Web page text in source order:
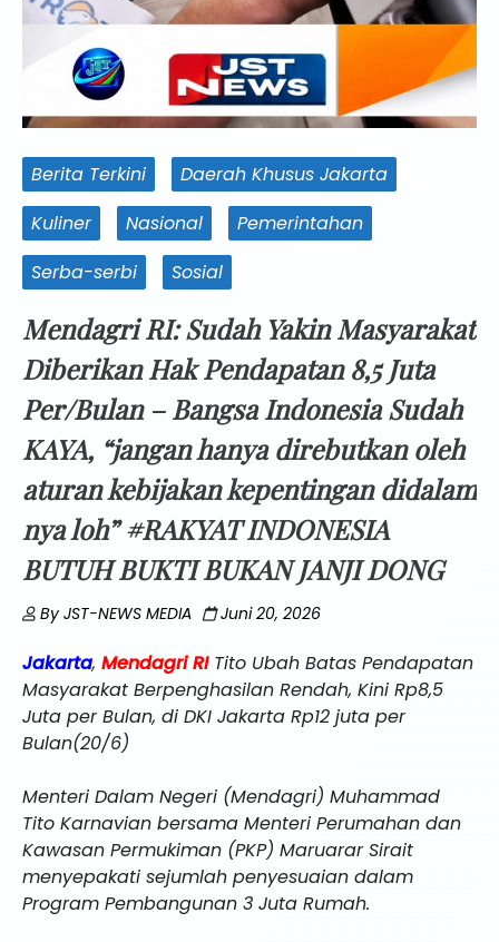
Berita Terkini
Daerah Khusus Jakarta
Kuliner
Nasional
Pemerintahan
Serba-serbi
Sosial
Mendagri RI: Sudah Yakin Masyarakat
Diberikan Hak Pendapatan 8,5 Juta
Per/Bulan – Bangsa Indonesia Sudah
KAYA, “jangan hanya direbutkan oleh
aturan kebijakan kepentingan didalam
nya loh” #RAKYAT INDONESIA
BUTUH BUKTI BUKAN JANJI DONG
ByJST-NEWS MEDIA Juni 20, 2026
Jakarta, Mendagri RITito Ubah Batas Pendapatan
Masyarakat Berpenghasilan Rendah, Kini Rp8,5
Juta per Bulan, di DKI Jakarta Rp12 juta per
Bulan(20/6)
Menteri Dalam Negeri (Mendagri) Muhammad
Tito Karnavian bersama Menteri Perumahan dan
Kawasan Permukiman (PKP) Maruarar Sirait
menyepakati sejumlah penyesuaian dalam
Program Pembangunan 3 Juta Rumah.